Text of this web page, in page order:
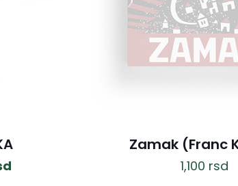
Trenutna
Zamak (Franc
1,100 rsd